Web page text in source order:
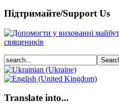
Підтримайте/Support Us
Translate into...